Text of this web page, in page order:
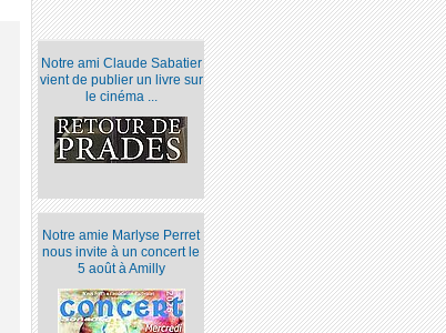
Notre ami Claude Sabatier
vient de publier un livre sur
le cinéma ...
Notre amie Marlyse Perret
nous invite à un concert le
5 août à Amilly